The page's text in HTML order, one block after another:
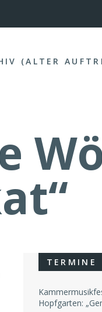
(ALTER
TERMINE
Hopfgarten: